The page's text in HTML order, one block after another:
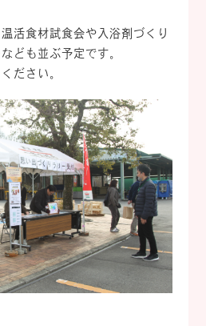
活食材試食会や入浴剤づくり
ども並ぶ予定です。
ださい。